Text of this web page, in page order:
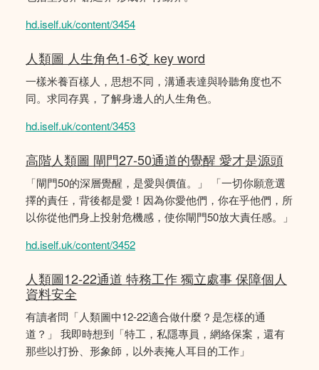
hd.iself.uk/content/3454
人類圖 人生角色1-6爻 key word
一樣米養百樣人，思想不同，溝通表達與聆聽角度也不
同。求同存異，了解身邊人的人生角色。
hd.iself.uk/content/3453
高階人類圖 閘門27-50通道的覺醒 愛才是源頭
「閘門50的深層覺醒，是愛與價值。」 「一切你願意選
擇的責任，背後都是愛！因為你愛他們，你在乎他們，所
以你從他們身上投射危機感，使你閘門50放大責任感。」
hd.iself.uk/content/3452
人類圖12-22通道 特務工作 獨立處事 保障個人
資料安全
有讀者問「人類圖中12-22適合做什麼？是怎樣的通
道？」 我即時想到「特工，私隱專員，網絡保案，還有
那些以打扮、形象師，以外表掩人耳目的工作」